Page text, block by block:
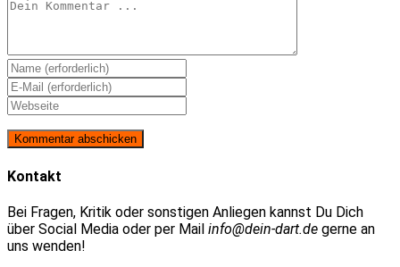
Kommentieren
Gib
deinen
Namen
oder
Benutzernamen
zum
Kommentieren
ein
Gib
deine
E-
Mail-
Adresse
zum
ein
Gib
Website-
ein
Kontakt
Bei Fragen, Kritik oder sonstigen Anliegen kannst Du Dich
über Social Media oder per Mail info@dein-dart.de gerne an
uns wenden!